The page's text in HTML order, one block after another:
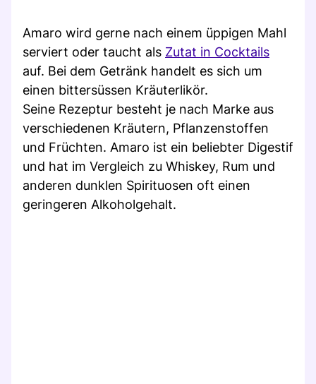
Amaro wird gerne nach einem üppigen Mahl
serviert oder taucht als Zutat in Cocktails
auf. Bei dem Getränk handelt es sich um
einen bittersüssen Kräuterlikör.
Seine Rezeptur besteht je nach Marke aus
verschiedenen Kräutern, Pflanzenstoffen
und Früchten. Amaro ist ein beliebter Digestif
und hat im Vergleich zu Whiskey, Rum und
anderen dunklen Spirituosen oft einen
geringeren Alkoholgehalt.